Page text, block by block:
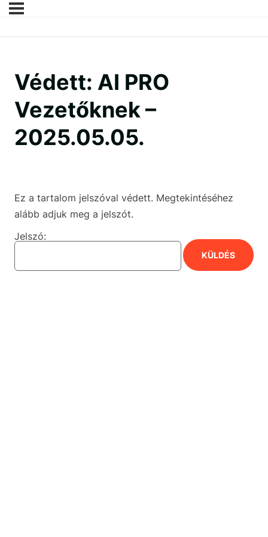
Védett: AI PRO
Vezetőknek –
2025.05.05.
Ez a tartalom jelszóval védett. Megtekintéséhez
alább adjuk meg a jelszót.
Jelszó: